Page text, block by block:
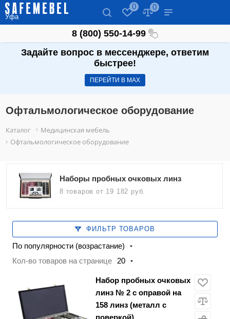
Уфа
0 0
8 (800) 550-14-99
Задайте вопрос в мессенджере, ответим
быстрее!
ПЕРЕЙТИ В МАХ
Офтальмологическое оборудование
Каталог
Медицинская мебель
Офтальмологическое оборудование
Наборы пробных очковых линз
8 товаров от 19 182 руб.
ФИЛЬТР ТОВАРОВ
По популярности (возрастание)
Кол-во товаров на странице
20
Набор пробных очковых
линз № 2 с оправой на
158 линз (металл с